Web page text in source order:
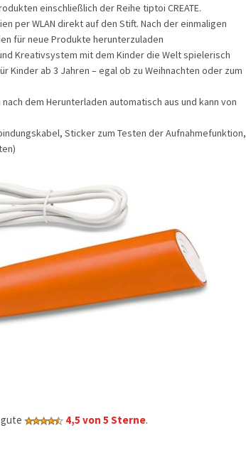
einschließlich der Reihe tiptoi CREATE.
per WLAN direkt auf den Stift. Nach der einmaligen
für neue Produkte herunterzuladen
Kreativsystem mit dem Kinder die Welt spielerisch
Kinder ab 3 Jahren – egal ob zu Weihnachten oder zum
dem Herunterladen automatisch aus und kann von
Sticker zum Testen der Aufnahmefunktion,
4,5 von 5 Sterne.